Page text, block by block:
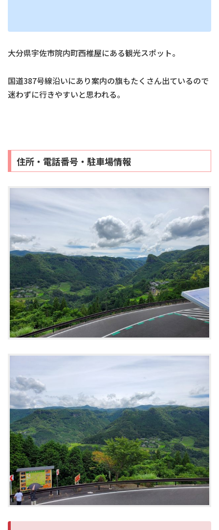
大分県宇佐市院内町西椎屋にある観光スポット。
国道387号線沿いにあり案内の旗もたくさん出ているので
迷わずに行きやすいと思われる。
住所・電話番号・駐車場情報